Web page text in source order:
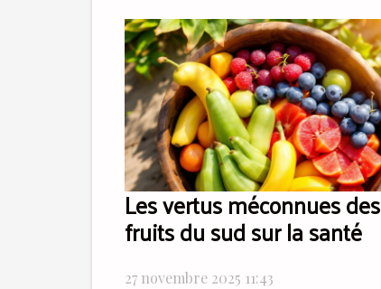
Les vertus méconnues des
fruits du sud sur la santé
27 novembre 2025 11:43